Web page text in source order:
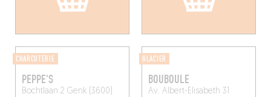
CHARCUTERIE
PEPPE'S
Bochtlaan 2 Genk (3600)
GLACIER
BOUBOULE
Av. Albert-Elisabeth 31